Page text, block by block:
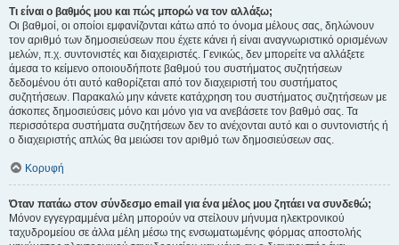
Τι είναι ο βαθμός μου και πώς μπορώ να τον αλλάξω;
Οι βαθμοί, οι οποίοι εμφανίζονται κάτω από το όνομα μέλους σας, δηλώνουν
τον αριθμό των δημοσιεύσεων που έχετε κάνει ή είναι αναγνωριστικό ορισμένων
μελών, π.χ. συντονιστές και διαχειριστές. Γενικώς, δεν μπορείτε να αλλάξετε
άμεσα το κείμενο οποιουδήποτε βαθμού του συστήματος συζητήσεων
δεδομένου ότι αυτό καθορίζεται από τον διαχειριστή του συστήματος
συζητήσεων. Παρακαλώ μην κάνετε κατάχρηση του συστήματος συζητήσεων με
άσκοπες δημοσιεύσεις μόνο και μόνο για να ανεβάσετε τον βαθμό σας. Τα
περισσότερα συστήματα συζητήσεων δεν το ανέχονται αυτό και ο συντονιστής ή
ο διαχειριστής απλώς θα μειώσει τον αριθμό των δημοσιεύσεων σας.
Κορυφή
Όταν πατάω στον σύνδεσμο email για ένα μέλος μου ζητάει να συνδεθώ;
Μόνον εγγεγραμμένα μέλη μπορούν να στείλουν μήνυμα ηλεκτρονικού
ταχυδρομείου σε άλλα μέλη μέσω της ενσωματωμένης φόρμας αποστολής